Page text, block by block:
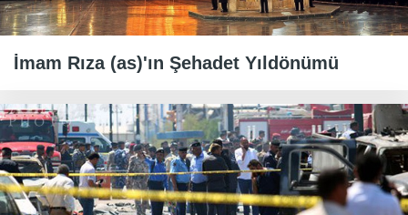
İmam Rıza (as)'ın Şehadet Yıldönümü